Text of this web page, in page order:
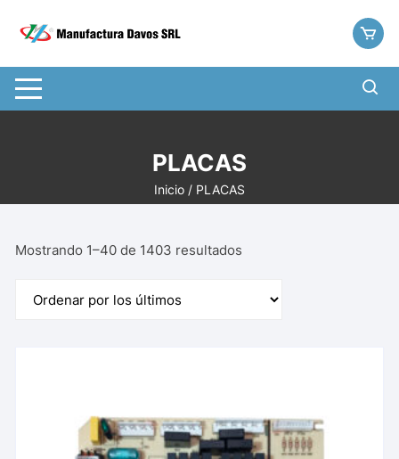
PLACAS
Inicio/ PLACAS
Mostrando 1–40 de 1403 resultados